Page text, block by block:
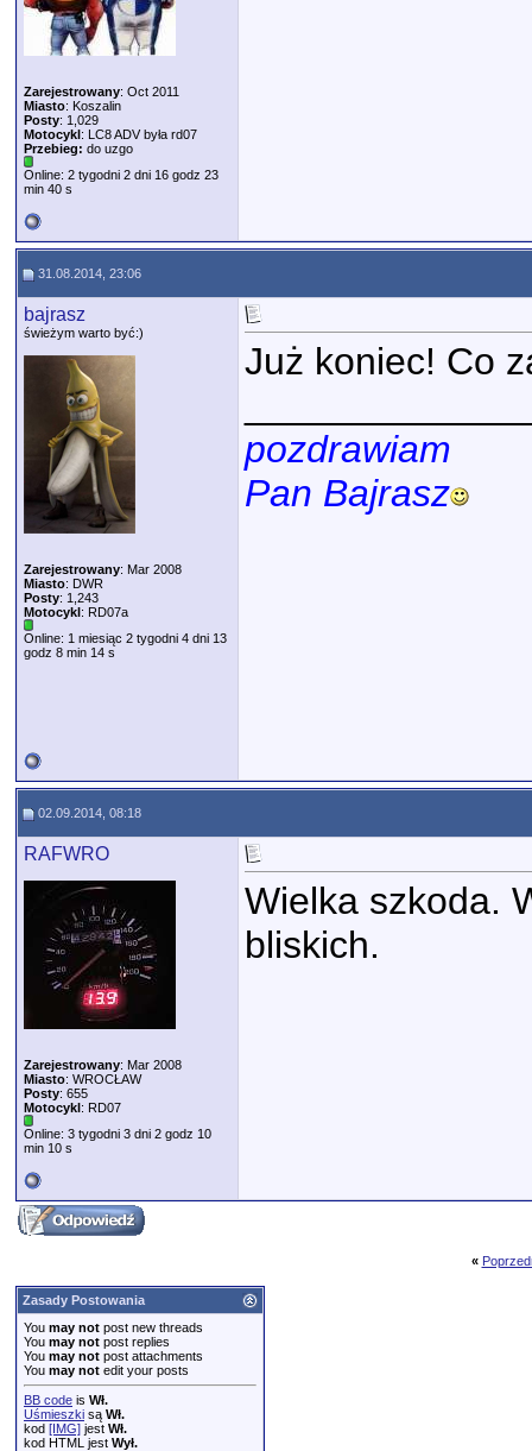
Zarejestrowany: Oct 2011
Miasto: Koszalin
Posty: 1,029
Motocykl: LC8 ADV była rd07
Przebieg: do uzgo
Online: 2 tygodni 2 dni 16 godz 23
min 40 s
31.08.2014, 23:06
bajrasz
świeżym warto być:)
Zarejestrowany: Mar 2008
Miasto: DWR
Posty: 1,243
Motocykl: RD07a
Online: 1 miesiąc 2 tygodni 4 dni 13
godz 8 min 14 s
Już koniec! Co
pozdrawiam
Pan Bajrasz
02.09.2014, 08:18
RAFWRO
Zarejestrowany: Mar 2008
Miasto: WROCŁAW
Posty: 655
Motocykl: RD07
Online: 3 tygodni 3 dni 2 godz 10
min 10 s
Wielka szkoda.
bliskich.
«
Zasady Postowania
You may not post new threads
You may not post replies
You may not post attachments
You may not edit your posts
BB code is Wł.
Uśmieszki są Wł.
kod [IMG] jest Wł.
kod HTML jest Wył.